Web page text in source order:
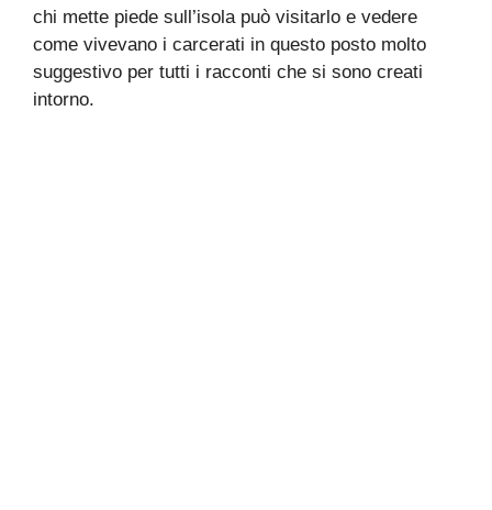
chi mette piede sull’isola può visitarlo e vedere
come vivevano i carcerati in questo posto molto
suggestivo per tutti i racconti che si sono creati
intorno.